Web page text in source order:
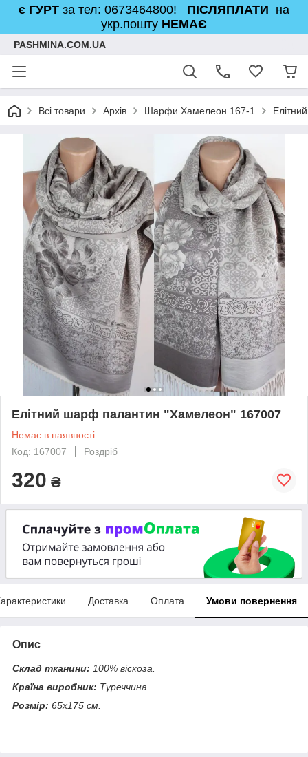
є ГУРТ за тел: 0673464800! ПІСЛЯПЛАТИ на
укр.пошту НЕМАЄ
PASHMINA.COM.UA
Всі товари Архів Шарфи Хамелеон 167-1
Елітний шарф палантин "Хамелеон" 167007
Немає в наявності
Код: 167007
Роздріб
320 ₴
Доставка Оплата Умови повернення
Опис
Склад тканини: 100% віскоза.
Країна виробник: Туреччина
Розмір: 65х175 см.